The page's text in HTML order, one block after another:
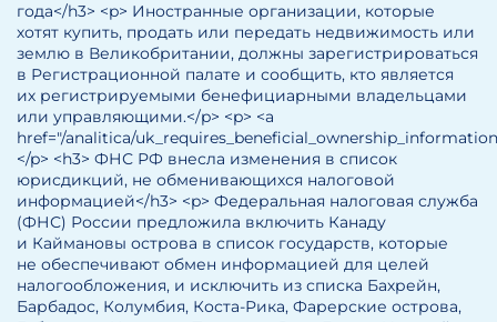
года</h3> <p> Иностранные организации, которые
хотят купить, продать или передать недвижимость или
землю в Великобритании, должны зарегистрироваться
в Регистрационной палате и сообщить, кто является
их регистрируемыми бенефициарными владельцами
или управляющими.</p> <p> <a
href="/analitica/
</p> <h3> ФНС РФ внесла изменения в список
юрисдикций, не обменивающихся налоговой
информацией</h3> <p> Федеральная налоговая служба
(ФНС) России предложила включить Канаду
и Каймановы острова в список государств, которые
не обеспечивают обмен информацией для целей
налогообложения, и исключить из списка Бахрейн,
Барбадос, Колумбия, Коста-Рика, Фарерские острова,